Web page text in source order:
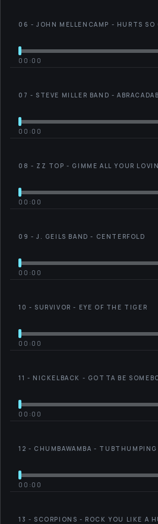
06 - JOHN MELLENCAMP - HURTS SO
00:00
07 - STEVE MILLER BAND -
00:00
08 - ZZ TOP - GIMME ALL YOUR LOVIN
00:00
09 - J. GEILS BAND - CENTERFOLD
00:00
10 - SURVIVOR - EYE OF THE TIGER
00:00
11 - NICKELBACK - GOTTA BE
00:00
12 - CHUMBAWAMBA - TUBTHUMPING
00:00
13 - SCORPIONS - ROCK YOU LIKE A